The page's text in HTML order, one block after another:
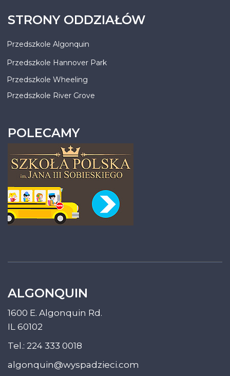
STRONY ODDZIAŁÓW
Przedszkole Algonquin
Przedszkole Hannover Park
Przedszkole Wheeling
Przedszkole River Grove
POLECAMY
ALGONQUIN
1600 E. Algonquin Rd.
IL 60102
Tel.: 224 333 0018
algonquin@wyspadzieci.com